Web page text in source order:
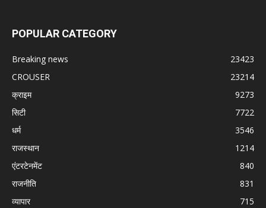
POPULAR CATEGORY
Breaking news
23423
CROUSER
23214
क्राइम
9273
सिटी
7722
धर्म
3546
राजस्थान
1214
एंटरटेनमेंट
840
राजनीति
831
व्यापार
715